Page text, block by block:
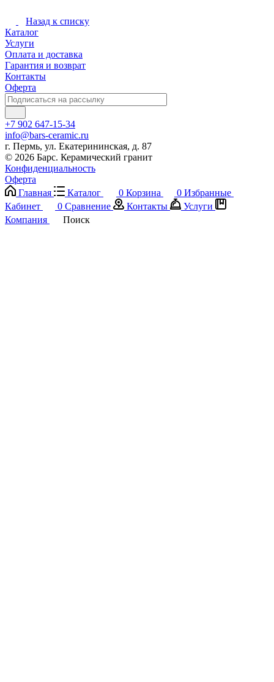
Назад к списку
Каталог
Услуги
Оплата и доставка
Гарантия и возврат
Контакты
Оферта
+7 902 647-15-34
info@bars-ceramic.ru
г. Пермь, ул. Екатерининская, д. 87
© 2026 Барс. Керамический гранит
Конфиденциальность
Оферта
Главная
Каталог 0 Корзина 0 Избранные
Кабинет
0 Сравнение Контакты
Услуги
Компания
Поиск